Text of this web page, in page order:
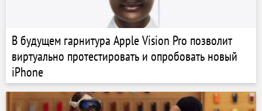
В будущем гарнитура Apple Vision Pro позволит
виртуально протестировать и опробовать новый
iPhone